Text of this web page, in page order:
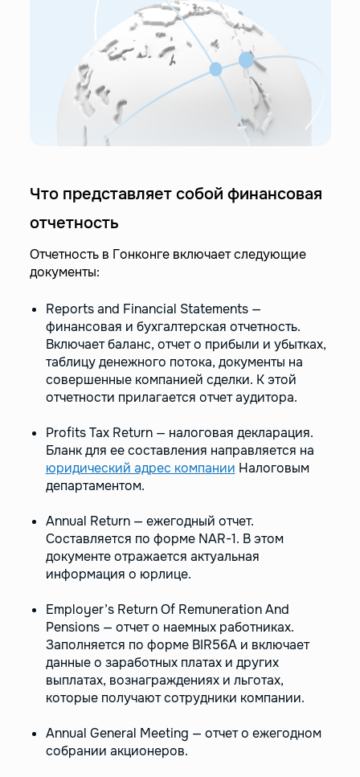
Что представляет собой финансовая
отчетность
Отчетность в Гонконге включает следующие
документы:
Reports and Financial Statements —
финансовая и бухгалтерская отчетность.
Включает баланс, отчет о прибыли и убытках,
таблицу денежного потока, документы на
совершенные компанией сделки. К этой
отчетности прилагается отчет аудитора.
Profits Tax Return — налоговая декларация.
Бланк для ее составления направляется на
юридический адрес компании Налоговым
департаментом.
Annual Return — ежегодный отчет.
Составляется по форме NAR-1. В этом
документе отражается актуальная
информация о юрлице.
Employer’s Return Of Remuneration And
Pensions — отчет о наемных работниках.
Заполняется по форме BIR56A и включает
данные о заработных платах и других
выплатах, вознаграждениях и льготах,
которые получают сотрудники компании.
Annual General Meeting — отчет о ежегодном
собрании акционеров.